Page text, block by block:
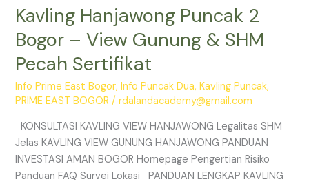
Kavling Hanjawong Puncak 2
Bogor – View Gunung & SHM
Pecah Sertifikat
Info Prime East Bogor,Info Puncak Dua,Kavling Puncak,
PRIME EAST BOGOR /rdalandacademy@gmail.com
KONSULTASI KAVLING VIEW HANJAWONG Legalitas SHM
Jelas KAVLING VIEW GUNUNG HANJAWONG PANDUAN
INVESTASI AMAN BOGOR Homepage Pengertian Risiko
Panduan FAQ Survei Lokasi PANDUAN LENGKAP KAVLING